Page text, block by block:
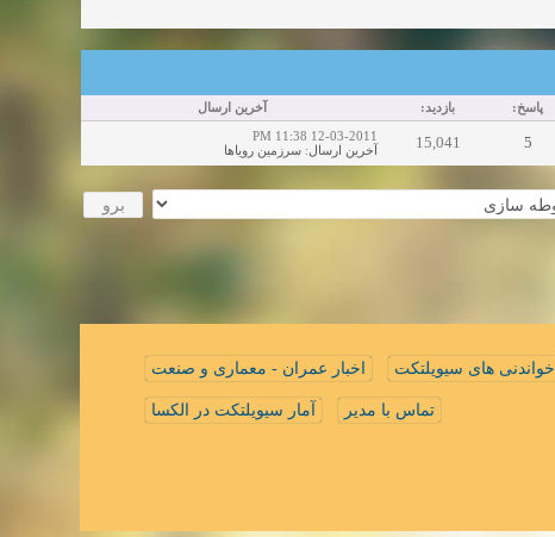
پاسخ: بازدید: آخرین ارسال
5
15,041
12-03-2011 11:38 PM
آخرین ارسال:سرزمین رویاها
خواندنی های سیویلتکت اخبار عمران - معماری و صنعت
تماس با مدیر آمار سیویلتکت در الکسا